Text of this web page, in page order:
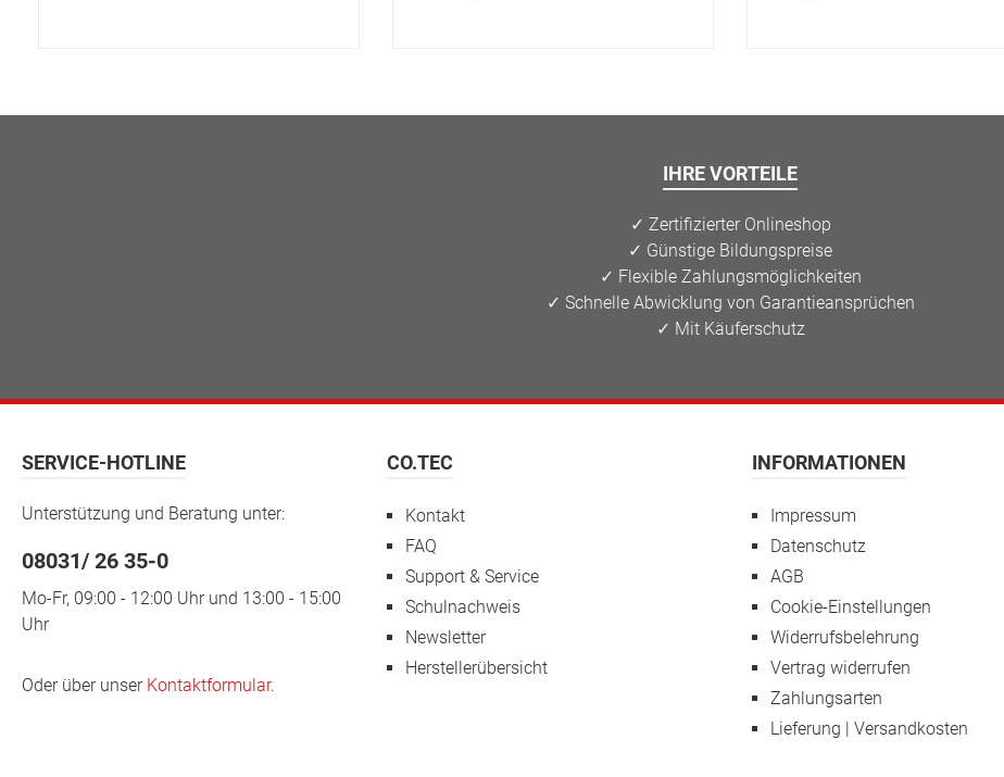
IHRE VORTEILE
✓ Zertifizierter Onlineshop
✓ Günstige Bildungspreise
✓ Flexible Zahlungsmöglichkeiten
✓ Schnelle Abwicklung von Garantieansprüchen
✓ Mit Käuferschutz
SERVICE-HOTLINE
Unterstützung und Beratung unter:
08031/ 26 35-0
Mo-Fr, 09:00 - 12:00 Uhr und 13:00 - 15:00
Uhr
Oder über unser Kontaktformular.
CO.TEC
Kontakt
FAQ
Support & Service
Schulnachweis
Newsletter
Herstellerübersicht
INFORMATIONEN
Impressum
Datenschutz
AGB
Cookie-Einstellungen
Widerrufsbelehrung
Vertrag widerrufen
Zahlungsarten
Lieferung | Versandkosten